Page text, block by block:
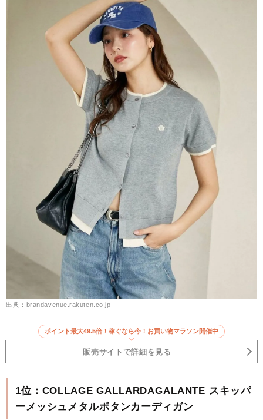
出典：brandavenue.rakuten.co.jp
ポイント最大49.5倍！稼ぐなら今！お買い物マラソン開催中
販売サイトで詳細を見る
1位：COLLAGE GALLARDAGALANTE スキッパ
ーメッシュメタルボタンカーディガン